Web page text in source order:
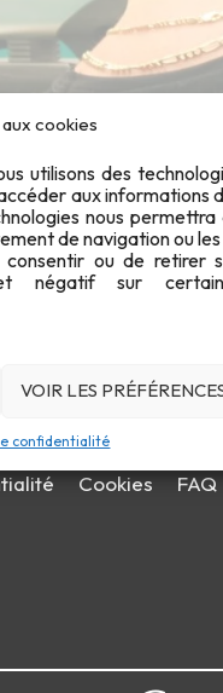
cookies
utilisons des
aux informations
nous permettra
de navigation ou
ou de retirer
négatif sur
VOIR LES
confidentialité
Cookies FAQ